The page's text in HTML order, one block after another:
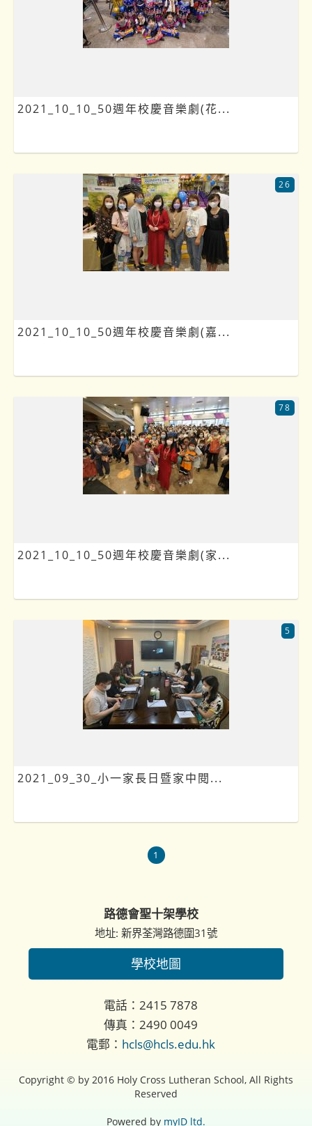
2021_10_10_50週年校慶音樂劇(花...
2021_10_10_50週年校慶音樂劇(嘉...
26
2021_10_10_50週年校慶音樂劇(家...
78
2021_09_30_小一家長日暨家中閱...
5
1
路德會聖十架學校
地址: 新界荃灣路德圍31號
學校地圖
電話：2415 7878
傳真：2490 0049
電郵： hcls@hcls.edu.hk
Copyright © by 2016 Holy Cross Lutheran School, All Rights
Reserved
Powered by myID ltd.